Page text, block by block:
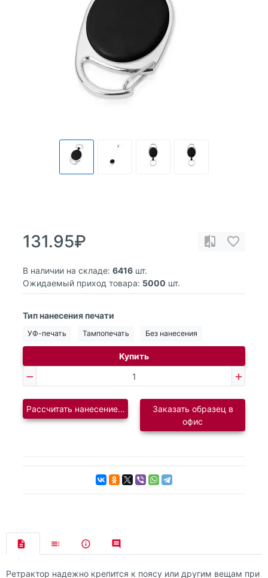
131.95₽
В наличии на складе: 6416 шт.
Ожидаемый приход товара: 5000 шт.
Тип нанесения печати
УФ-печать Тампопечать Без нанесения
Купить
Рассчитать нанесение логотипаЗаказать образец в
офис
Ретрактор надежно крепится к поясу или другим вещам при